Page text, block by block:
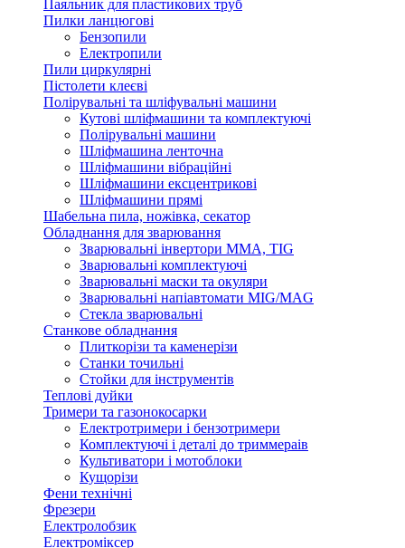
Паяльник для пластикових труб
Пилки ланцюгові
Бензопили
Електропили
Пили циркулярні
Пістолети клеєві
Полірувальні та шліфувальні машини
Кутові шліфмашини та комплектуючі
Полірувальні машини
Шліфмашина ленточна
Шліфмашини вібраційні
Шліфмашини ексцентрикові
Шліфмашини прямі
Шабельна пила, ножівка, секатор
Обладнання для зварювання
Зварювальні інвертори ММА, TIG
Зварювальні комплектуючі
Зварювальні маски та окуляри
Зварювальні напіавтомати MIG/MAG
Стекла зварювальні
Станкове обладнання
Плиткорізи та каменерізи
Станки точильні
Стойки для інструментів
Теплові дуйки
Тримери та газонокосарки
Електротримери і бензотримери
Комплектуючі і деталі до триммераів
Культиватори і мотоблоки
Кущорізи
Фени технічні
Фрезери
Електролобзик
Електроміксер